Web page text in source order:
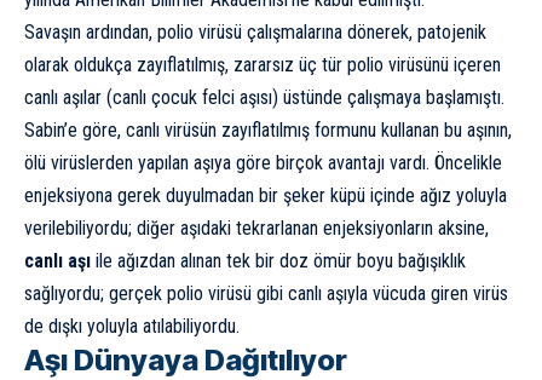
Savaşın ardından, polio virüsü çalışmalarına dönerek, patojenik
olarak oldukça zayıflatılmış, zararsız üç tür polio virüsünü içeren
canlı aşılar (canlı çocuk felci aşısı) üstünde çalışmaya başlamıştı.
Sabin’e göre, canlı virüsün zayıflatılmış formunu kullanan bu aşının,
ölü virüslerden yapılan aşıya göre birçok avantajı vardı. Öncelikle
enjeksiyona gerek duyulmadan bir şeker küpü içinde ağız yoluyla
verilebiliyordu; diğer aşıdaki tekrarlanan enjeksiyonların aksine,
canlı aşı ile ağızdan alınan tek bir doz ömür boyu bağışıklık
sağlıyordu; gerçek polio virüsü gibi canlı aşıyla vücuda giren virüs
de dışkı yoluyla atılabiliyordu.
Aşı Dünyaya Dağıtılıyor